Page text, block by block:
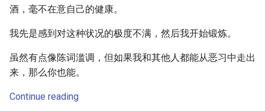
酒，毫不在意自己的健康。
我先是感到对这种状况的极度不满，然后我开始锻炼。
虽然有点像陈词滥调，但如果我和其他人都能从恶习中走出
来，那么你也能。
Continue reading